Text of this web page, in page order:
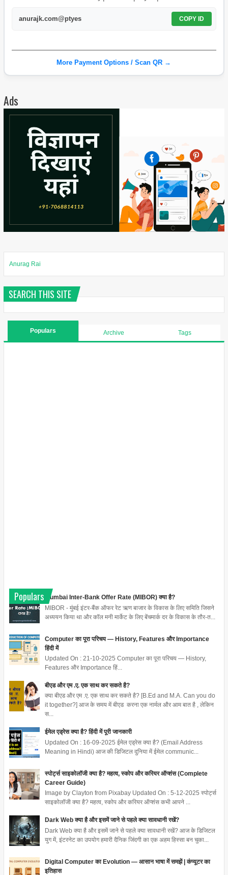
anurajk.com@ptyes COPY ID
More Payment Options / Scan QR →
Ads
Anurag Rai
SEARCH THIS SITE
Populars Archive Tags
Populars
Mumbai Inter-Bank Offer Rate (MIBOR) क्या है?
MIBOR - मुंबई इंटर-बैंक ऑफर रेट ऋण बाजार के विकास के लिए समिति जिसने
अध्ययन किया था और कॉल मनी मार्केट के लिए बेंचमार्क दर के विकास के तौर-त...
Computer का पूरा परिचय — History, Features और Importance
हिंदी में
Updated On : 21-10-2025 Computer का पूरा परिचय — History,
Features और Importance हिं...
बीएड और एम .ए. एक साथ कर सकते है?
क्या बीएड और एम .ए. एक साथ कर सकते है? [B.Ed and M.A. Can you do
it together?] आज के समय में बीएड करना एक नार्मल और आम बात है , लेकिन
स...
ईमेल एड्रेस क्या है? हिंदी में पूरी जानकारी
Updated On : 16-09-2025 ईमेल एड्रेस क्या है? (Email Address
Meaning in Hindi) आज की डिजिटल दुनिया में ईमेल communic...
स्पोर्ट्स साइकोलॉजी क्या है? महत्व, स्कोप और करियर ऑप्शंस (Complete
Career Guide)
Image by Clayton from Pixabay Updated On : 5-12-2025 स्पोर्ट्स
साइकोलॉजी क्या है? महत्व, स्कोप और करियर ऑप्शंस कभी आपने ...
Dark Web क्या है और इसमें जाने से पहले क्या सावधानी रखें?
Dark Web क्या है और इसमें जाने से पहले क्या सावधानी रखें? आज के डिजिटल
युग में, इंटरनेट का उपयोग हमारी दैनिक जिंदगी का एक अहम हिस्सा बन चुका...
Digital Computer का Evolution — आसान भाषा में समझें | कंप्यूटर का
इतिहास